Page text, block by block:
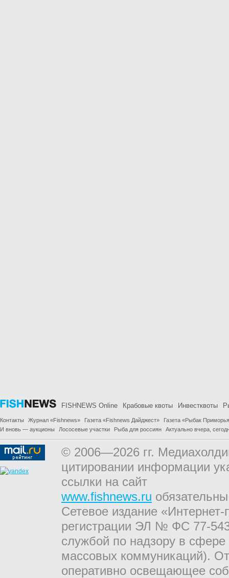
FISHNEWS Online Крабовые квоты Инвестквоты
Контакты Журнал «Fishnews» Газета «Fishnews Дайджест»
Газета «Рыбак
И вновь — аукционы
Лососевые участки Рыба для россиян Актуально вчера,
© 2006—2026 гг.
цитировании информации
ссылки на сайт
www.fishnews.ru
Сетевое издание
регистрации ЭЛ № ФС 77-
службой по надзору в
массовых коммуникаций).
оперативно освещающее